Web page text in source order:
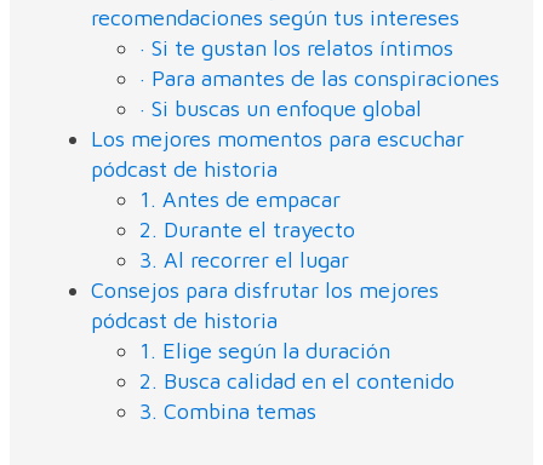
recomendaciones según tus intereses
· Si te gustan los relatos íntimos
· Para amantes de las conspiraciones
· Si buscas un enfoque global
Los mejores momentos para escuchar
pódcast de historia
1. Antes de empacar
2. Durante el trayecto
3. Al recorrer el lugar
Consejos para disfrutar los mejores
pódcast de historia
1. Elige según la duración
2. Busca calidad en el contenido
3. Combina temas